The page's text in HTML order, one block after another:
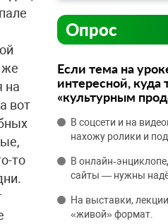
Опрос
Если тема на
интересной, куда
«культурным
В соцсети и на
нахожу ролики и
В
сайты — нужны
На выставки,
«живой» формат.